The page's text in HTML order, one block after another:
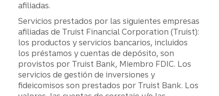
afiliadas.
Servicios prestados por las siguientes empresas
afiliadas de Truist Financial Corporation (Truist):
los productos y servicios bancarios, incluidos
los préstamos y cuentas de depósito, son
provistos por Truist Bank, Miembro FDIC. Los
servicios de gestión de inversiones y
fideicomisos son prestados por Truist Bank. Los